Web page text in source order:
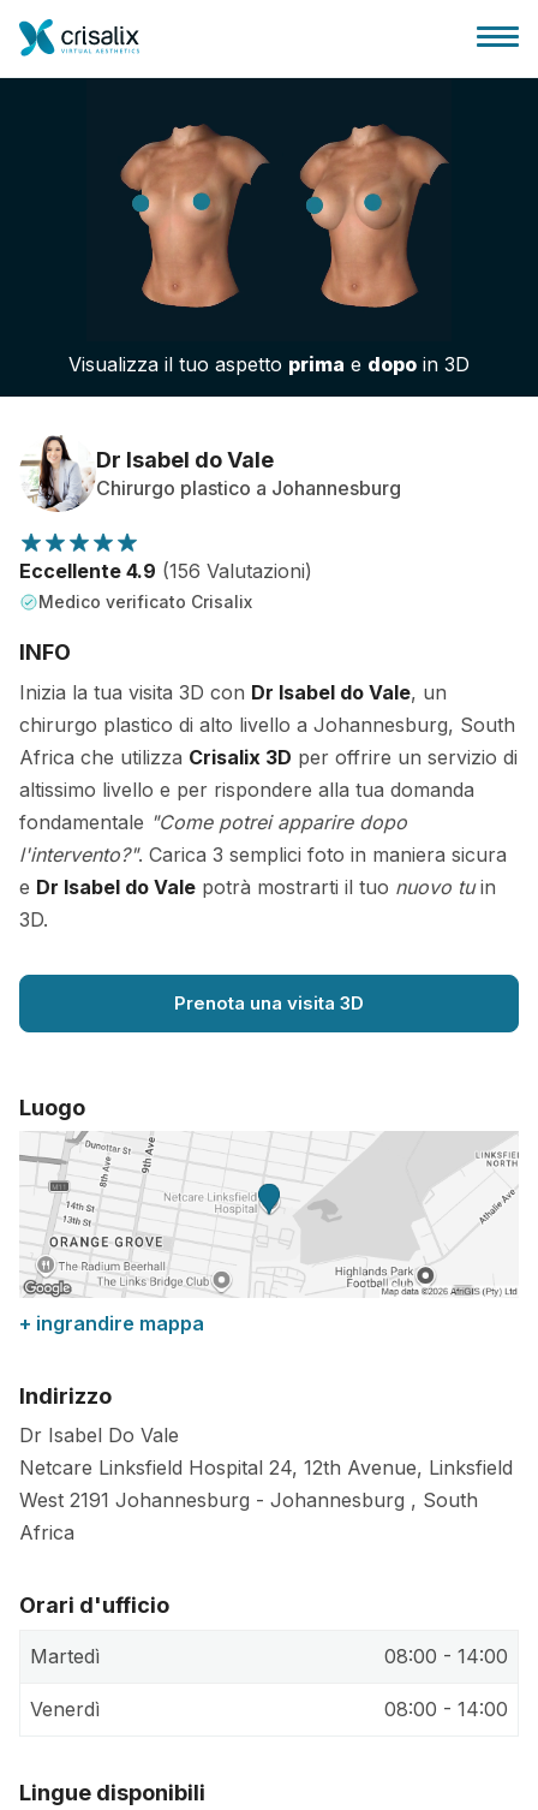
Accesso chirurghi
Piattaforma Business 3D
Piani
Recensioni dei pazienti
Visualizza il tuo aspetto prima e dopo in 3D
Dr Isabel do Vale
Chirurgo plastico a Johannesburg
Eccellente 4.9 (156 Valutazioni)
Medico verificato Crisalix
INFO
Inizia la tua visita 3D con Dr Isabel do Vale, un
chirurgo plastico di alto livello a Johannesburg, South
Africa che utilizza Crisalix 3D per offrire un servizio di
altissimo livello e per rispondere alla tua domanda
fondamentale "Come potrei apparire dopo
l'intervento?". Carica 3 semplici foto in maniera sicura
e Dr Isabel do Vale potrà mostrarti il tuo nuovo tuin
3D.
Prenota una visita 3D
Luogo
+ ingrandire mappa
Indirizzo
Dr Isabel Do Vale
Netcare Linksfield Hospital 24, 12th Avenue, Linksfield
West 2191 Johannesburg - Johannesburg , South
Africa
Orari d'ufficio
Martedì 08:00 - 14:00
Venerdì 08:00 - 14:00
Lingue disponibili